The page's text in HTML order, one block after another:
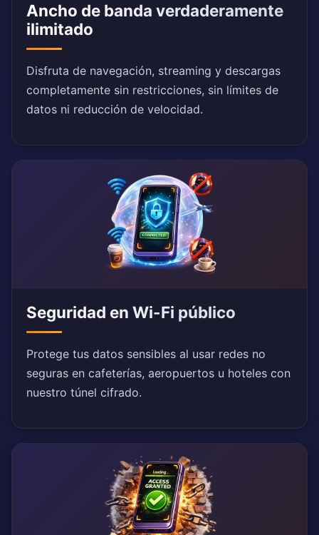
Ancho de banda verdaderamente
ilimitado
Disfruta de navegación, streaming y descargas
completamente sin restricciones, sin límites de
datos ni reducción de velocidad.
Seguridad en Wi-Fi público
Protege tus datos sensibles al usar redes no
seguras en cafeterías, aeropuertos u hoteles con
nuestro túnel cifrado.